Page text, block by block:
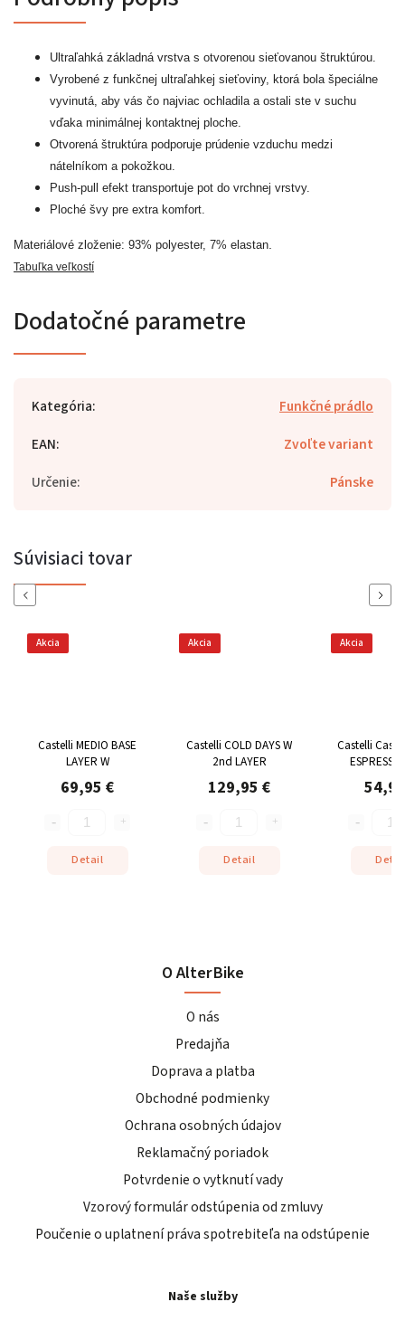
Ultraľahká základná vrstva s otvorenou sieťovanou štruktúrou.
Vyrobené z funkčnej ultraľahkej sieťoviny, ktorá bola špeciálne
vyvinutá, aby vás čo najviac ochladila a ostali ste v suchu
vďaka minimálnej kontaktnej ploche.
Otvorená štruktúra podporuje prúdenie vzduchu medzi
nátelníkom a pokožkou.
Push-pull efekt transportuje pot do vrchnej vrstvy.
Ploché švy pre extra komfort.
Materiálové zloženie: 93% polyester, 7% elastan
Tabuľka veľkostí
Dodatočné parametre
Kategória:
Funkčné prádlo
EAN:
Zvoľte variant
Určenie: Pánske
Súvisiaci tovar
Previous
Akcia
Castelli MEDIO BASE
LAYER W
69,95 €
Detail
Akcia
Castelli COLD DAYS W
2nd LAYER
129,95 €
Detail
Akcia
Castelli
Next
O AlterBike
O nás
Predajňa
Doprava a platba
Obchodné podmienky
Ochrana osobných údajov
Reklamačný poriadok
Potvrdenie o vytknutí vady
Vzorový formulár odstúpenia od zmluvy
Poučenie o uplatnení práva spotrebiteľa na odstúpenie
Naše služby